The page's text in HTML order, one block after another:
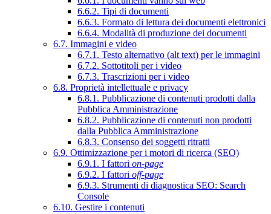
6.6.2. Tipi di documenti
6.6.3. Formato di lettura dei documenti elettronici
6.6.4. Modalità di produzione dei documenti
6.7. Immagini e video
6.7.1. Testo alternativo (alt text) per le immagini
6.7.2. Sottotitoli per i video
6.7.3. Trascrizioni per i video
6.8. Proprietà intellettuale e privacy
6.8.1. Pubblicazione di contenuti prodotti dalla
Pubblica Amministrazione
6.8.2. Pubblicazione di contenuti non prodotti
dalla Pubblica Amministrazione
6.8.3. Consenso dei soggetti ritratti
6.9. Ottimizzazione per i motori di ricerca (SEO)
6.9.1. I fattori on-page
6.9.2. I fattori off-page
6.9.3. Strumenti di diagnostica SEO: Search
Console
6.10. Gestire i contenuti